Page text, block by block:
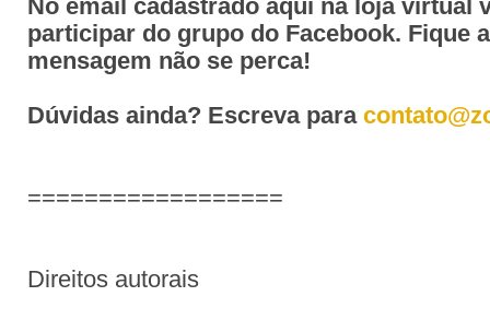
No email cadastrado aqui na loja virtual
participar do grupo do Facebook. Fique
mensagem não se perca!
Dúvidas ainda? Escreva para
==================
Direitos autorais